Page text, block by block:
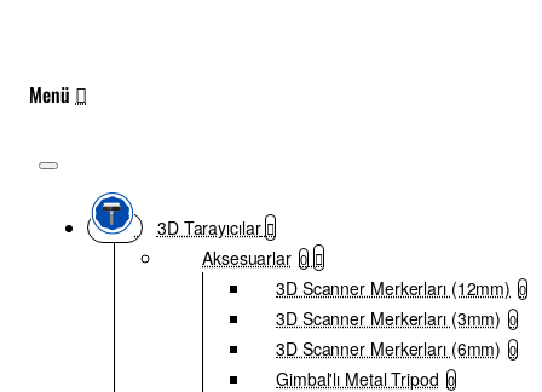
3D Tarayıcılar
Aksesuarlar 0
3D Scanner Merkerları (12mm) 0
3D Scanner Merkerları (3mm) 0
3D Scanner Merkerları (6mm) 0
Gimbal'lı Metal Tripod 0